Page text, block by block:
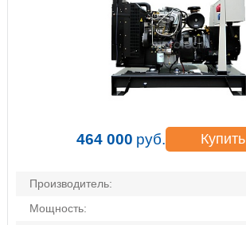
464 000 руб. Купить
Производитель:
Мощность: